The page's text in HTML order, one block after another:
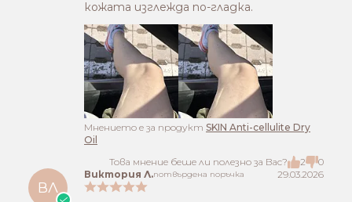
кожата изглежда по-гладка.
Mнението е за продукт SKIN Anti-cellulite Dry
Oil
Това мнение беше ли полезно за Вас?
2 0
ВЛ
Виктория Л.потвърдена поръчка 29.03.2026